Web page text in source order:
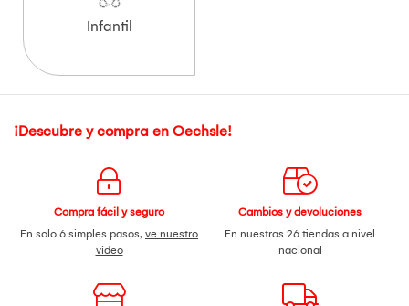
Infantil
¡Descubre y compra en Oechsle!
Compra fácil y seguro
En solo 6 simples pasos, ve nuestro
video
Cambios y devoluciones
En nuestras 26 tiendas a nivel
nacional